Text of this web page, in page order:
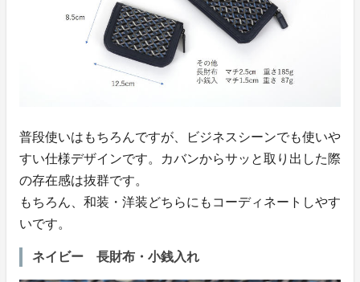
普段使いはもちろんですが、ビジネスシーンでも使いや
すい仕様デザインです。カバンからサッと取り出した際
の存在感は抜群です。
もちろん、和装・洋装どちらにもコーディネートしやす
いです。
ネイビー 長財布・小銭入れ